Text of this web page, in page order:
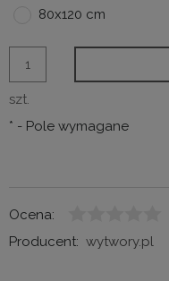
80x120 cm
szt.
* - Pole wymagane
Ocena:
Producent: wytwory.pl